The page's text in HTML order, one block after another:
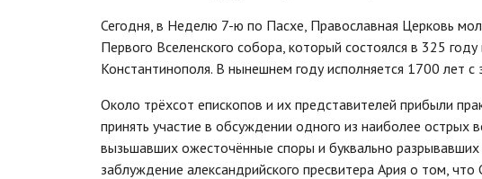
Сегодня, в Неделю 7-ю по Пасхе, Православная Церковь
Первого Вселенского собора, который состоялся в 325
Константинополя. В нынешнем году исполняется 1700 лет с
Около трёхсот епископов и их представителей прибыли
принять участие в обсуждении одного из наиболее острых
вызьшавших ожесточённые споры и буквально
заблуждение александрийского пресвитера Ария о том,